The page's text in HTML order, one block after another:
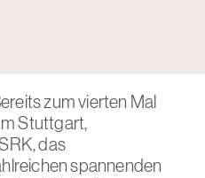
zum vierten Mal
Stuttgart,
das
spannenden